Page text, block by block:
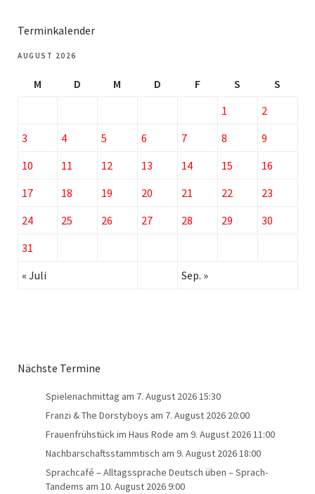
Terminkalender
AUGUST 2026
M D M D F S
S
1
2
3
4 5 6 7 8
9
10
11 12 13 14 15
16
17
18 19 20 21 22
23
24
25 26 27 28 29
30
31
« Juli
Sep. »
Nächste Termine
Spielenachmittag am 7. August 2026 15:30
Franzi & The Dorstyboys am 7. August 2026 20:00
Frauenfrühstück im Haus Rode am 9. August 2026 11:00
Nachbarschaftsstammtisch am 9. August 2026 18:00
Sprachcafé – Alltagssprache Deutsch üben – Sprach-
Tandems am 10. August 2026 9:00